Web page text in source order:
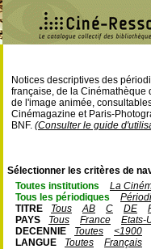
Notices descriptives des
française, de la Cinémathèque
de l'image animée,
Cinémagazine et Paris-
BNF. (Consulter le guide
Sélectionner les critères de
Toutes institutions
La
Tous les périodiques
TITRE
Tous AB C DE
PAYS
Tous France Etats-
DECENNIE
Toutes <1900
LANGUE
Toutes Français